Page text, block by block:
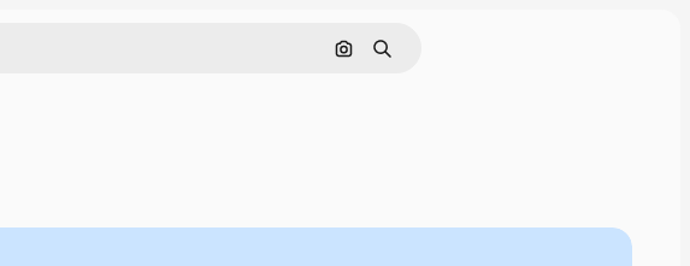
Pesquisar por imagem
Buscar